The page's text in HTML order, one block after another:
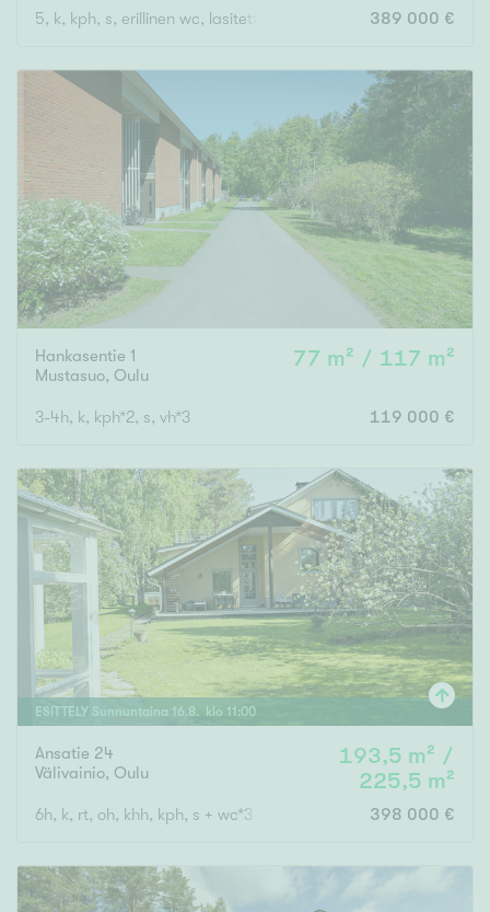
5, k, kph, s, erillinen wc, lasitettu parveke, piha, autotalli
389 000 €
Hankasentie 1
Mustasuo, Oulu
77 m² / 117 m²
3-4h, k, kph*2, s, vh*3 119 000 €
ESITTELY Sunnuntaina 16.8. klo 11 :00
Ansatie 24
Välivainio, Oulu
193,5 m² /
225,5 m²
6h, k, rt, oh, khh, kph, s + wc*3 + pihasauna tuvalla + at
398 000 €